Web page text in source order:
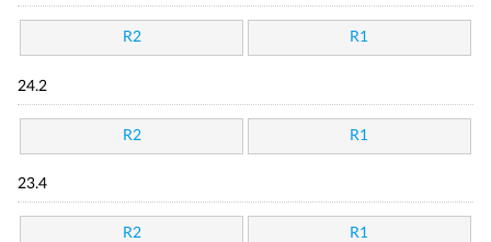
R2 R1
24.2
R2 R1
23.4
R2 R1